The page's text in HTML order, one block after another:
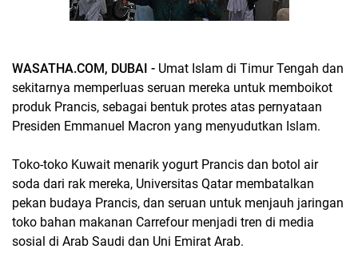
WASATHA.COM, DUBAI - Umat Islam di Timur Tengah dan
sekitarnya memperluas seruan mereka untuk memboikot
produk Prancis, sebagai bentuk protes atas pernyataan
Presiden Emmanuel Macron yang menyudutkan Islam.
Toko-toko Kuwait menarik yogurt Prancis dan botol air
soda dari rak mereka, Universitas Qatar membatalkan
pekan budaya Prancis, dan seruan untuk menjauh jaringan
toko bahan makanan Carrefour menjadi tren di media
sosial di Arab Saudi dan Uni Emirat Arab.